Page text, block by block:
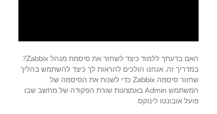
האם בדעתך ללמוד כיצד לשחזר את סיסמת מנהל Zabbix?
זה, אנחנו הולכים להראות לך כיצד להשתמש בהליך
שחזור סיסמה Zabbix כדי לשנות את הסיסמה של
המשתמש Admin באמצעות שורת הפקודה של מחשב שבו
אובונטו לינוקס.